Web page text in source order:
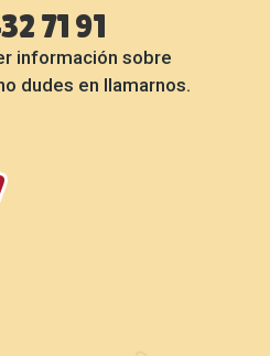
71 91
información sobre
dudes en llamarnos.